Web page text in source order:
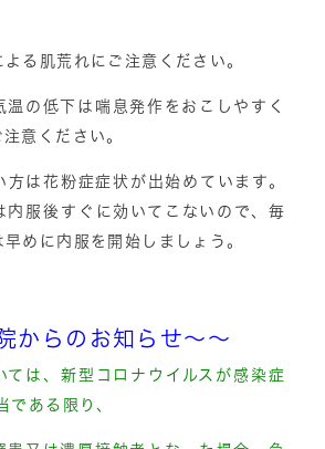
よる肌荒れにご注意ください。
温の低下は喘息発作をおこしやすく
意ください。
方は花粉症症状が出始めています。
内服後すぐに効いてこないので、毎
めに内服を開始しましょう。
からのお知らせ～～
は、新型コロナウイルスが感染症
である限り、